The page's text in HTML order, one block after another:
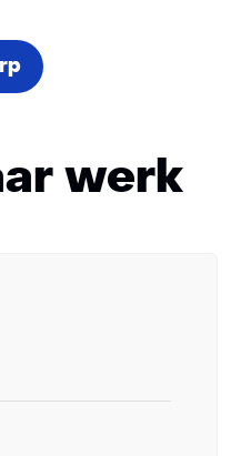
werk